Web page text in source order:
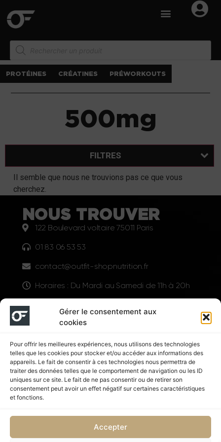
Gérer le consentement aux
cookies
Pour offrir les meilleures expériences, nous utilisons des technologies
telles que les cookies pour stocker et/ou accéder aux informations des
appareils. Le fait de consentir à ces technologies nous permettra de
traiter des données telles que le comportement de navigation ou les ID
uniques sur ce site. Le fait de ne pas consentir ou de retirer son
consentement peut avoir un effet négatif sur certaines caractéristiques
et fonctions.
Accepter
PROTÉINES CRÉATINES PRÉWORKOUTS
500mg
FILTRES
Il semble que nous ne trouvions pas ce que vous
cherchez.
NOUS TROUVER
122 Boulevard voltaire 75011 Paris
01 83 06 53 53
contact@outfit-shopnutrition.fr
Horaires : Du Mardi au Samedi de 11h à 20h
LIENS UTILES
Suivez nous